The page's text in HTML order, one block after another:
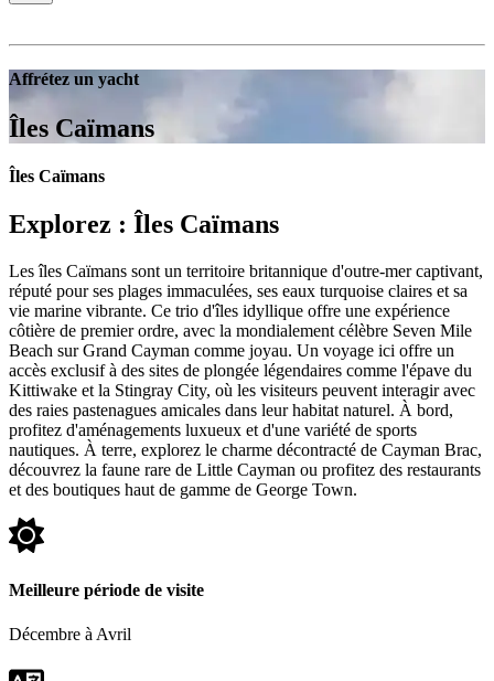
Affrétez un yacht
Îles Caïmans
Îles Caïmans
Explorez : Îles Caïmans
Les îles Caïmans sont un territoire britannique d'outre-mer captivant,
réputé pour ses plages immaculées, ses eaux turquoise claires et sa
vie marine vibrante. Ce trio d'îles idyllique offre une expérience
côtière de premier ordre, avec la mondialement célèbre Seven Mile
Beach sur Grand Cayman comme joyau. Un voyage ici offre un
accès exclusif à des sites de plongée légendaires comme l'épave du
Kittiwake et la Stingray City, où les visiteurs peuvent interagir avec
des raies pastenagues amicales dans leur habitat naturel. À bord,
profitez d'aménagements luxueux et d'une variété de sports
nautiques. À terre, explorez le charme décontracté de Cayman Brac,
découvrez la faune rare de Little Cayman ou profitez des restaurants
et des boutiques haut de gamme de George Town.
Meilleure période de visite
Décembre à Avril